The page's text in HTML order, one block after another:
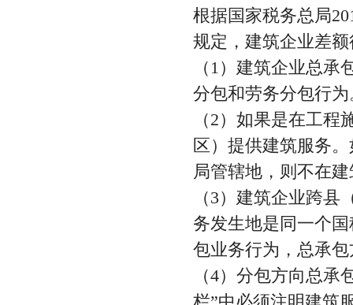
根据国家税务总局
规定，建筑企业差
（1）建筑企业总
分包和劳务分包行为
（2）如果是在工
区）提供建筑服务
局管辖地，则不在
（3）建筑企业跨
务发生地是同一个
包业务行为，总承
（4）分包方向总